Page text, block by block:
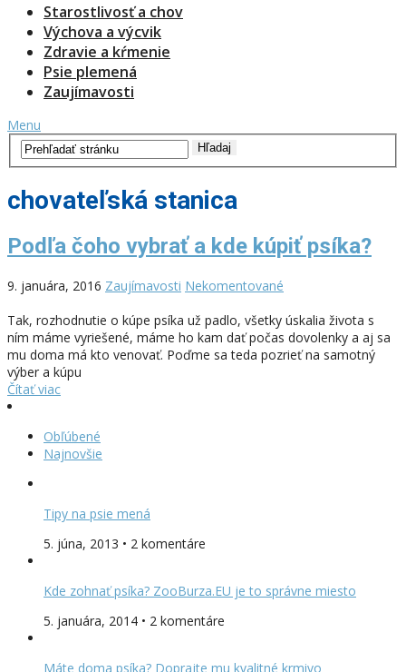
Starostlivosť a chov
Výchova a výcvik
Zdravie a kŕmenie
Psie plemená
Zaujímavosti
Menu
chovateľská stanica
Podľa čoho vybrať a kde kúpiť psíka?
9. januára, 2016 Zaujímavosti Nekomentované
Tak, rozhodnutie o kúpe psíka už padlo, všetky úskalia života s
ním máme vyriešené, máme ho kam dať počas dovolenky a aj sa
mu doma má kto venovať. Poďme sa teda pozrieť na samotný
výber a kúpu
Čítať viac
Obľúbené
Najnovšie
Tipy na psie mená
5. júna, 2013 • 2 komentáre
Kde zohnať psíka? ZooBurza.EU je to správne miesto
5. januára, 2014 • 2 komentáre
Máte doma psíka? Doprajte mu kvalitné krmivo